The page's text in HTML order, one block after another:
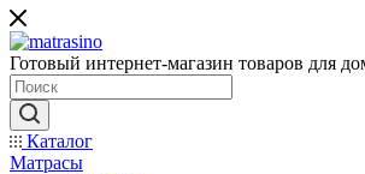
Готовый интернет-магазин товаров для
Каталог
Матрасы